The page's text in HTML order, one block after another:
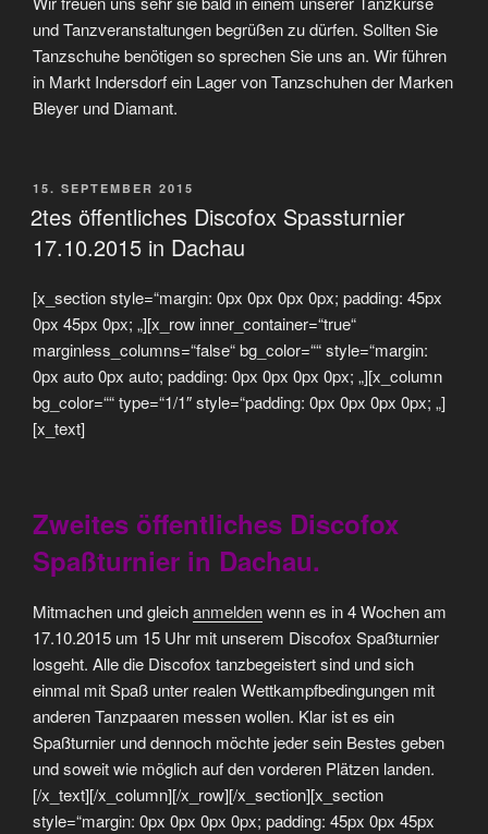
und Tanzveranstaltungen begrüßen zu dürfen. Sollten Sie
Tanzschuhe benötigen so sprechen Sie uns an. Wir führen
in Markt Indersdorf ein Lager von Tanzschuhen der Marken
Bleyer und Diamant.
VERÖFFENTLICHT
15. SEPTEMBER 2015
2tes öffentliches Discofox Spassturnier
17.10.2015 in Dachau
[x_section style=“margin: 0px 0px 0px 0px; padding: 45px
0px 45px 0px; „][x_row inner_container=“true“
marginless_columns=“false“ bg_color=““ style=“margin:
0px auto 0px auto; padding: 0px 0px 0px 0px; „][x_column
bg_color=““ type=“1/1″ style=“padding: 0px 0px 0px 0px; „]
[x_text]
Zweites öffentliches Discofox
Spaßturnier in Dachau.
Mitmachen und gleichanmeldenwenn es in 4 Wochen am
17.10.2015 um 15 Uhr mit unserem Discofox Spaßturnier
losgeht. Alle die Discofox tanzbegeistert sind und sich
einmal mit Spaß unter realen Wettkampfbedingungen mit
anderen Tanzpaaren messen wollen. Klar ist es ein
Spaßturnier und dennoch möchte jeder sein Bestes geben
und soweit wie möglich auf den vorderen Plätzen landen.
[/x_text][/x_column][/x_row][/x_section][x_section
style=“margin: 0px 0px 0px 0px; padding: 45px 0px 45px